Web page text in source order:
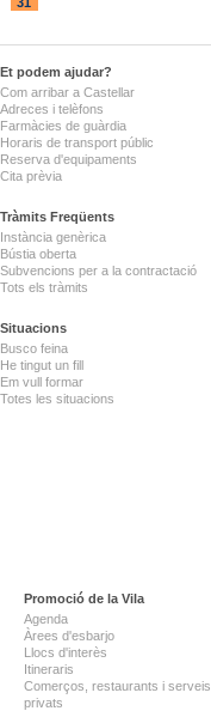
Et podem ajudar?
Com arribar a Castellar
Adreces i telèfons
Farmàcies de guàrdia
Horaris de transport públic
Reserva d'equipaments
Cita prèvia
Tràmits Freqüents
Instància genèrica
Bústia oberta
Subvencions per a la contractació
Tots els tràmits
Situacions
Busco feina
He tingut un fill
Em vull formar
Totes les situacions
Promoció de la Vila
Agenda
Àrees d'esbarjo
Llocs d'interès
Itineraris
Comerços, restaurants i serveis
privats